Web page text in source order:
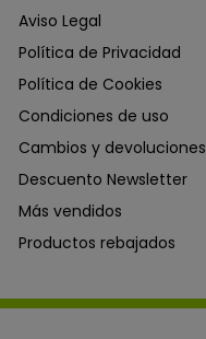
Aviso Legal
Política de Privacidad
Política de Cookies
Condiciones de uso
Cambios y devoluciones
Descuento Newsletter
Más vendidos
Productos rebajados